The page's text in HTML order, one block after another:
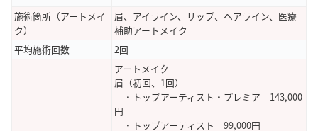
施術箇所（アートメイ
ク）
眉、アイライン、リップ、ヘアライン、医療
補助アートメイク
平均施術回数
2回
アートメイク
眉（初回、1回）
・トップアーティスト・プレミア 143,000
円
・トップアーティスト 99,000円